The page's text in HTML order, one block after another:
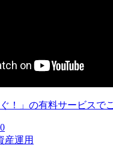
！」の有料サービスで